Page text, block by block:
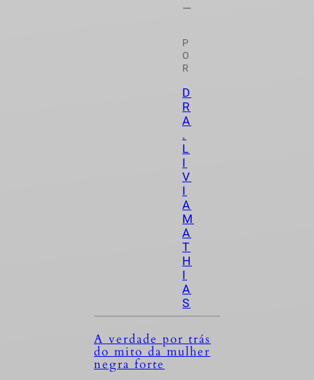
—
P
O
R
D
R
A
.
L
I
V
I
A
M
A
T
H
I
A
S
A verdade por trás
do mito da mulher
negra forte